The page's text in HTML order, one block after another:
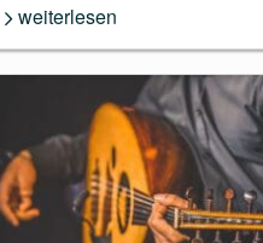
weiterlesen